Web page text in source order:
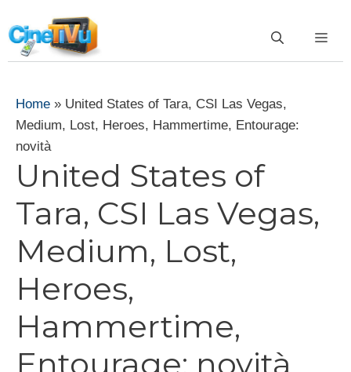
al
contenuto
Home » United States of Tara, CSI Las Vegas,
Medium, Lost, Heroes, Hammertime, Entourage:
novità
United States of
Tara, CSI Las Vegas,
Medium, Lost,
Heroes,
Hammertime,
Entourage: novità